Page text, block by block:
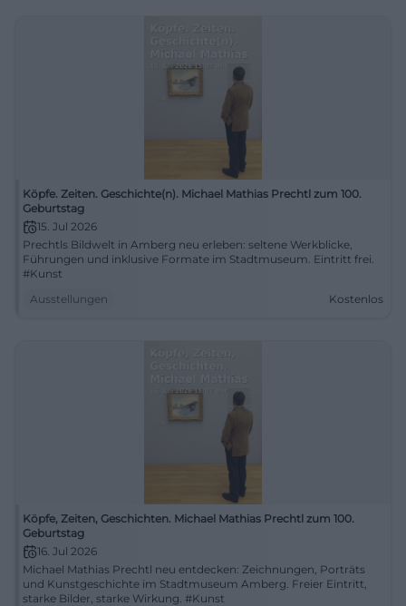
Köpfe. Zeiten. Geschichte(n). Michael Mathias Prechtl zum 100.
Geburtstag
15. Jul 2026
Prechtls Bildwelt in Amberg neu erleben: seltene Werkblicke,
Führungen und inklusive Formate im Stadtmuseum. Eintritt frei.
#Kunst
Ausstellungen
Kostenlos
Köpfe, Zeiten, Geschichten. Michael Mathias Prechtl zum 100.
Geburtstag
16. Jul 2026
Michael Mathias Prechtl neu entdecken: Zeichnungen, Porträts
und Kunstgeschichte im Stadtmuseum Amberg. Freier Eintritt,
starke Bilder, starke Wirkung. #Kunst